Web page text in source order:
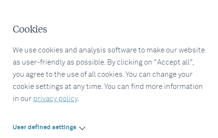
Cookies
We use cookies and analysis software to make our website
as user-friendly as possible. By clicking on "Accept all",
you agree to the use of all cookies. You can change your
cookie settings at any time. You can find more information
in our privacy policy.
User defined settings